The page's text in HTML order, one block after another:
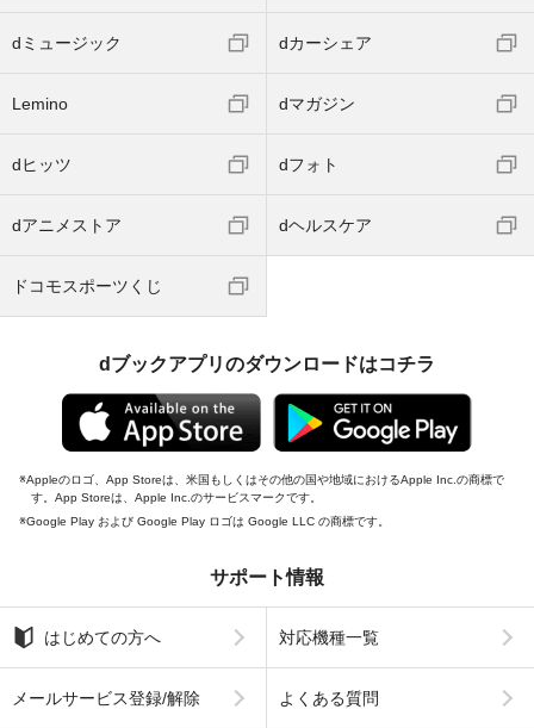
dミュージック dカーシェア
Lemino dマガジン
dヒッツ dフォト
dアニメストア dヘルスケア
ドコモスポーツくじ
dブックアプリのダウンロードはコチラ
Appleのロゴ、App Storeは、米国もしくはその他の国や地域におけるApple Inc.の商標で
す。App Storeは、Apple Inc.のサービスマークです。
Google Play および Google Play ロゴは Google LLC の商標です。
サポート情報
はじめての方へ 対応機種一覧
メールサービス登録/解除 よくある質問